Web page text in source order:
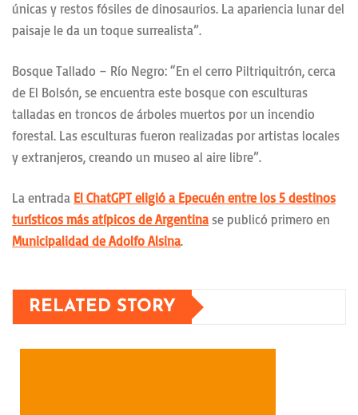
únicas y restos fósiles de dinosaurios. La apariencia lunar del
paisaje le da un toque surrealista”.
Bosque Tallado – Río Negro: “En el cerro Piltriquitrón, cerca
de El Bolsón, se encuentra este bosque con esculturas
talladas en troncos de árboles muertos por un incendio
forestal. Las esculturas fueron realizadas por artistas locales
y extranjeros, creando un museo al aire libre”.
La entrada El ChatGPT eligió a Epecuén entre los 5 destinos
turísticos más atípicos de Argentina se publicó primero en
Municipalidad de Adolfo Alsina.
RELATED STORY